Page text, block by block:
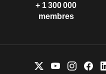
+ 1 300 000
membres